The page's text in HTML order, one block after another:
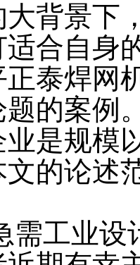
背景下
适合自身
正泰焊
题的案例
业是规模
的论述
工业设